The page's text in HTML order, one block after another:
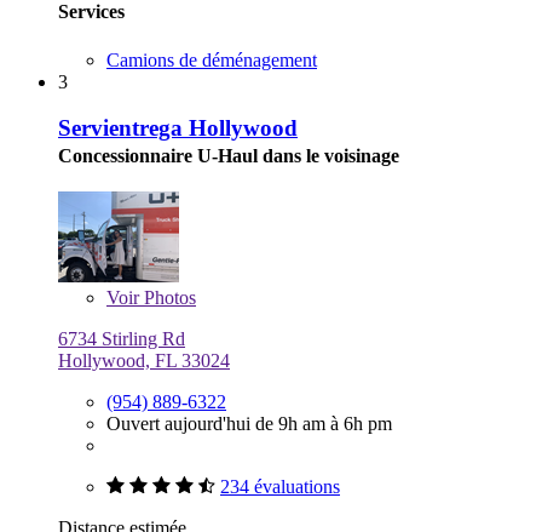
Services
Camions de déménagement
3
Servientrega Hollywood
Concessionnaire U-Haul dans le voisinage
VoirPhotos
6734 Stirling Rd
Hollywood, FL 33024
(954) 889-6322
Ouvert aujourd'hui de 9h am à 6h pm
234 évaluations
Distance estimée